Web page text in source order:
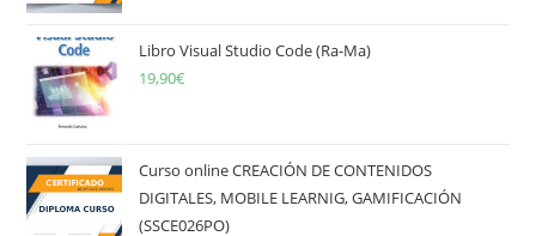
Libro Visual Studio Code (Ra-Ma)
19,90€
Curso online CREACIÓN DE CONTENIDOS
DIGITALES, MOBILE LEARNIG, GAMIFICACIÓN
(SSCE026PO)